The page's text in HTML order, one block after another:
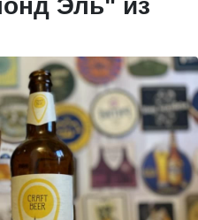
Эль" из